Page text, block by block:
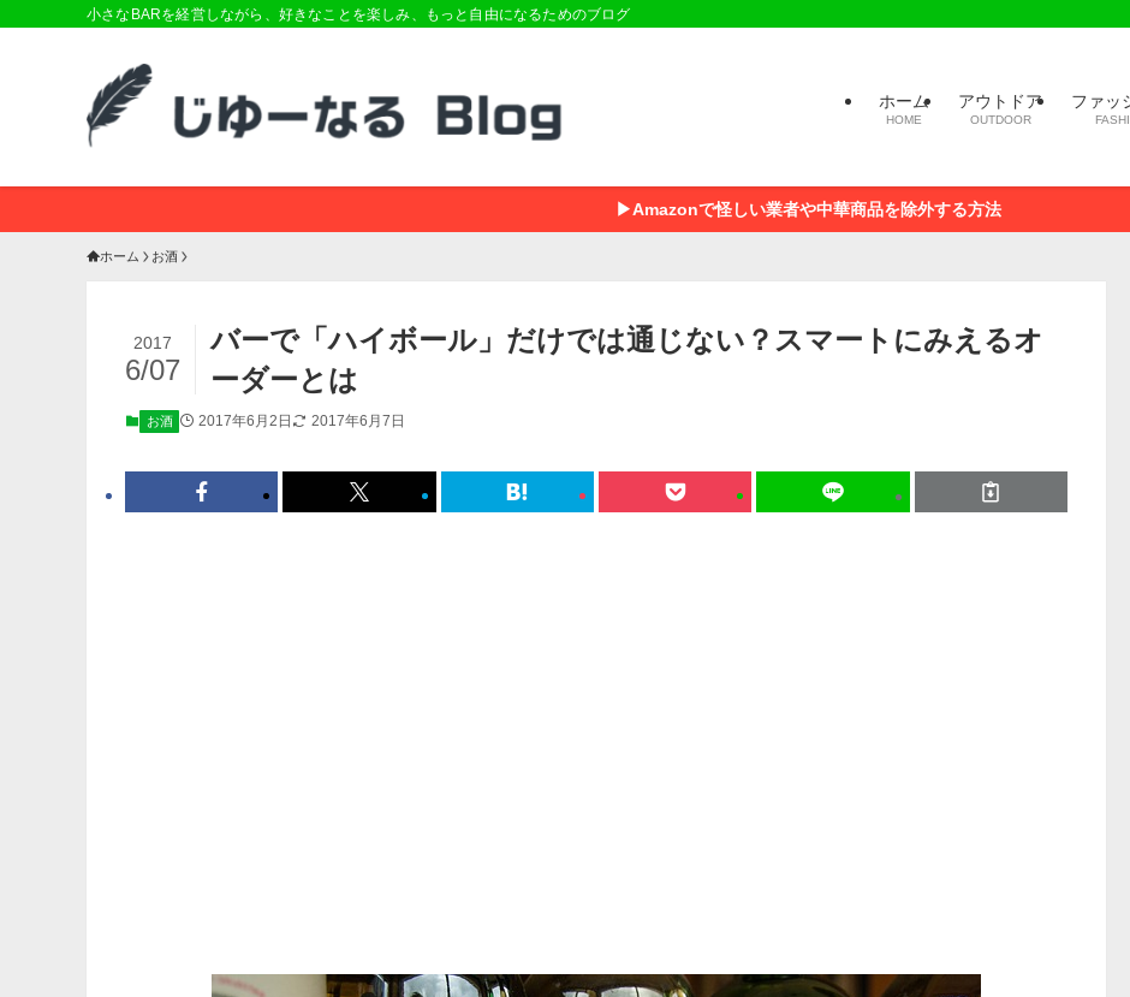
小さなBARを経営しながら、好きなことを楽しみ、もっと自由になるためのブログ
ホーム
HOME
アウトドア
OUTDOOR
ファッ
▶Amazonで怪しい業者や中華商品を除外する方法
ホーム お酒
バーで「ハイボール」だけでは通じない？スマートにみえるオ
ーダーとは
2017
6/07
お酒 2017年6月2日 2017年6月7日